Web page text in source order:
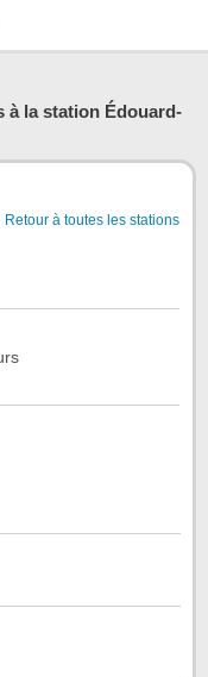
à la station Édouard-
Retour à toutes les stations